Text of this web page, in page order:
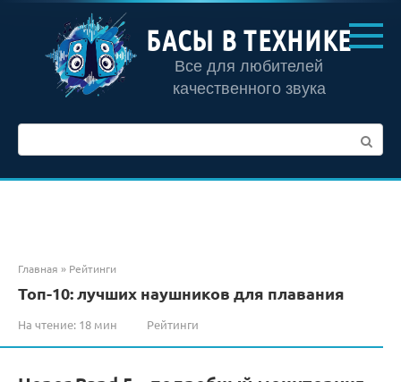
контенту
БАСЫ В ТЕХНИКЕ
Все для любителей
качественного звука
Главная » Рейтинги
Топ-10: лучших наушников для плавания
На чтение: 18 мин Рейтинги